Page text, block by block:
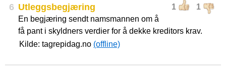
6 1 1
Utleggsbegjæring
En begjæring sendt namsmannen om å
få pant i skyldners verdier for å dekke kreditors krav.
Kilde: tagrepidag.no (offline)